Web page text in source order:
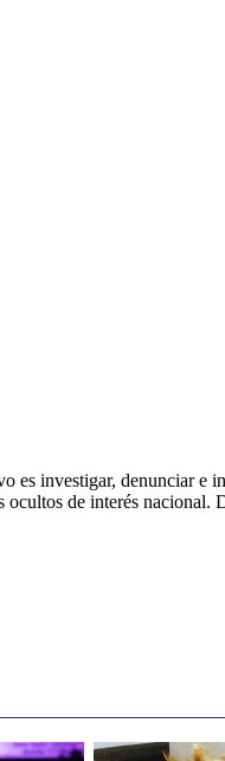
es investigar, denunciar e
ocultos de interés nacional.